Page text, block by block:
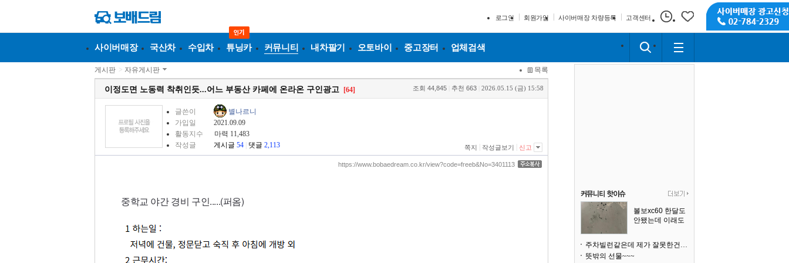
로그인 회원가입 사이버매장 차량등록 고객센터
사이버매장 국산차 수입차 튜닝카 커뮤니티 내차팔기 오토바이 중고장터 업체검색
게시판 > 자유게시판 목록
이정도면 노동력 착취인듯...어느 부동산 카페에 온라온 구인광고 [64] 조회 44,845 추천 663 2026.05.15 (금) 15:58
글쓴이
별나르니
가입일
2021.09.09
활동지수
마력 11,483
작성글
게시글 54 댓글 2,113 쪽지 작성글보기 신고
https://www.bobaedream.co.kr/view?code=freeb&No=3401113
중학교 야간 경비 구인.....(퍼옴)
볼보xc60 한달도
안됐는데 이래도
주차빌런같은데 제가 잘못한건가요
뜻밖의 선물~~~